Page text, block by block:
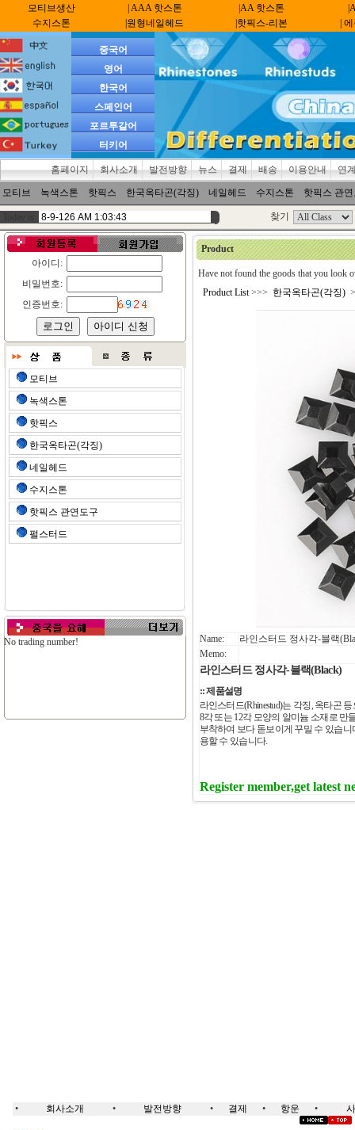
모티브생산 | AAA 핫스톤 |AA 핫스톤
수지스톤
|원형네일헤드 |핫픽스-리본 |
중국어
영어
한국어
스페인어
포르투갈어
터키어
홈페이지 회사소개 발전방향 뉴스 결제 배송 이용안내 연
모티브 녹색스톤 핫픽스 한국옥타곤(각징) 네일헤드 수지스톤 핫픽스 관
찾기
아이디:
비밀번호:
인증번호:
모티브
녹색스톤
핫픽스
한국옥타곤(각징)
네일헤드
수지스톤
핫픽스 관연도구
펄스터드
No trading number!
Product
Have not found the goods that you look
Product List>>> 한국옥타곤(각징)
Name:
라인스터드 정사각-블랙
Memo:
라인스터드 정사각-블랙(Black)
:: 제품설명
라인스터드(Rhinestud)는 각징, 옥타곤
8각 또는 12각 모양의 알미늄 소재로
부착하여 보다 돋보이게 꾸밀 수 있습
용할 수 있습니다.
Register member,get latest
• 회사소개 • 발전방향 • 결제 • 항운 •